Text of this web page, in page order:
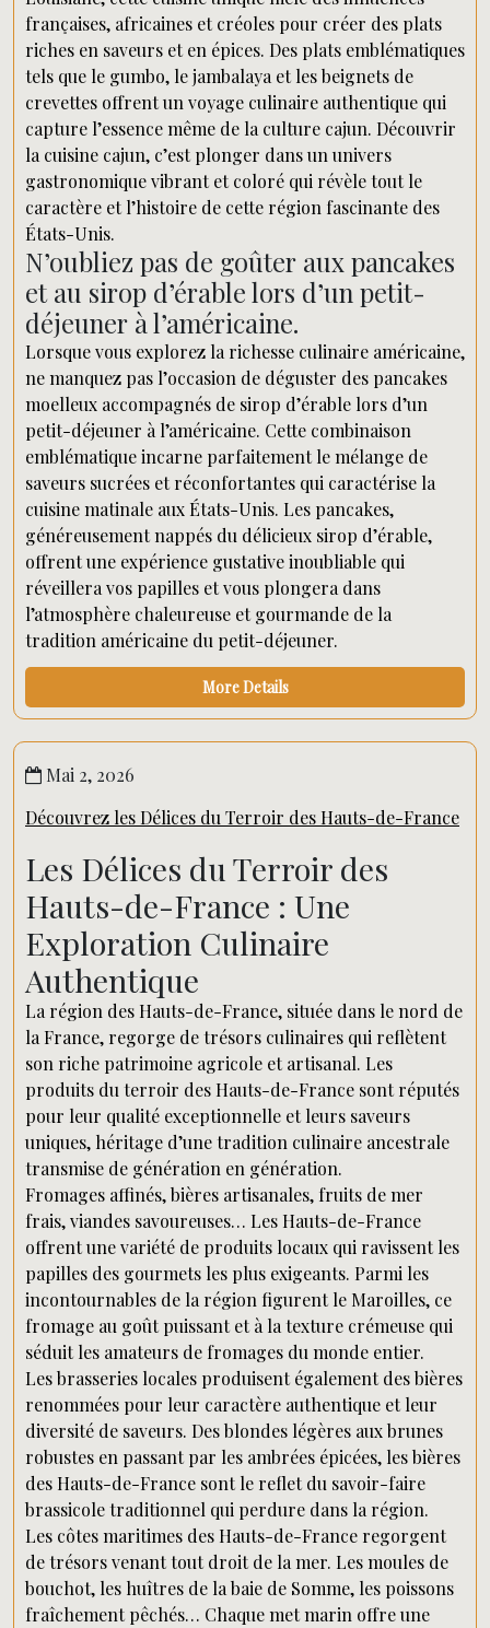
françaises, africaines et créoles pour créer des plats
riches en saveurs et en épices. Des plats emblématiques
tels que le gumbo, le jambalaya et les beignets de
crevettes offrent un voyage culinaire authentique qui
capture l’essence même de la culture cajun. Découvrir
la cuisine cajun, c’est plonger dans un univers
gastronomique vibrant et coloré qui révèle tout le
caractère et l’histoire de cette région fascinante des
États-Unis.
N’oubliez pas de goûter aux pancakes
et au sirop d’érable lors d’un petit-
déjeuner à l’américaine.
Lorsque vous explorez la richesse culinaire américaine,
ne manquez pas l’occasion de déguster des pancakes
moelleux accompagnés de sirop d’érable lors d’un
petit-déjeuner à l’américaine. Cette combinaison
emblématique incarne parfaitement le mélange de
saveurs sucrées et réconfortantes qui caractérise la
cuisine matinale aux États-Unis. Les pancakes,
généreusement nappés du délicieux sirop d’érable,
offrent une expérience gustative inoubliable qui
réveillera vos papilles et vous plongera dans
l’atmosphère chaleureuse et gourmande de la
tradition américaine du petit-déjeuner.
More Details
Mai 2, 2026
Découvrez les Délices du Terroir des Hauts-de-France
Les Délices du Terroir des
Hauts-de-France : Une
Exploration Culinaire
Authentique
La région des Hauts-de-France, située dans le nord de
la France, regorge de trésors culinaires qui reflètent
son riche patrimoine agricole et artisanal. Les
produits du terroir des Hauts-de-France sont réputés
pour leur qualité exceptionnelle et leurs saveurs
uniques, héritage d’une tradition culinaire ancestrale
transmise de génération en génération.
Fromages affinés, bières artisanales, fruits de mer
frais, viandes savoureuses… Les Hauts-de-France
offrent une variété de produits locaux qui ravissent les
papilles des gourmets les plus exigeants. Parmi les
incontournables de la région figurent le Maroilles, ce
fromage au goût puissant et à la texture crémeuse qui
séduit les amateurs de fromages du monde entier.
Les brasseries locales produisent également des bières
renommées pour leur caractère authentique et leur
diversité de saveurs. Des blondes légères aux brunes
robustes en passant par les ambrées épicées, les bières
des Hauts-de-France sont le reflet du savoir-faire
brassicole traditionnel qui perdure dans la région.
Les côtes maritimes des Hauts-de-France regorgent
de trésors venant tout droit de la mer. Les moules de
bouchot, les huîtres de la baie de Somme, les poissons
fraîchement pêchés… Chaque met marin offre une